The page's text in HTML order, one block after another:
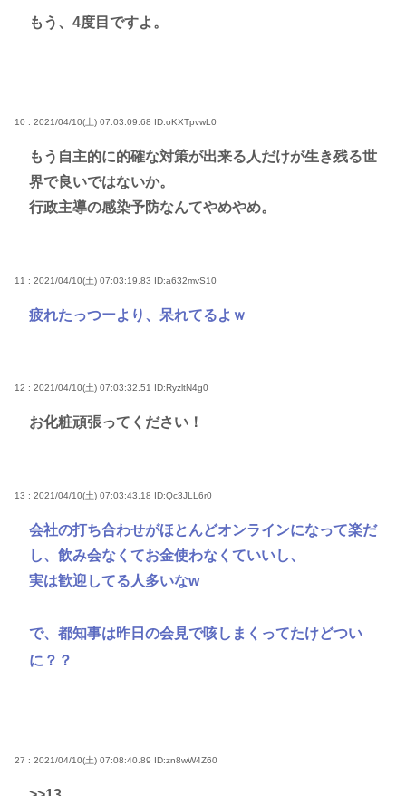
もう、4度目ですよ。
10 : 2021/04/10(土) 07:03:09.68 ID:oKXTpvwL0
もう自主的に的確な対策が出来る人だけが生き残る世
界で良いではないか。
行政主導の感染予防なんてやめやめ。
11 : 2021/04/10(土) 07:03:19.83 ID:a632mvS10
疲れたっつーより、呆れてるよｗ
12 : 2021/04/10(土) 07:03:32.51 ID:RyzltN4g0
お化粧頑張ってください！
13 : 2021/04/10(土) 07:03:43.18 ID:Qc3JLL6r0
会社の打ち合わせがほとんどオンラインになって楽だ
し、飲み会なくてお金使わなくていいし、
実は歓迎してる人多いなw
で、都知事は昨日の会見で咳しまくってたけどつい
に？？
27 : 2021/04/10(土) 07:08:40.89 ID:zn8wW4Z60